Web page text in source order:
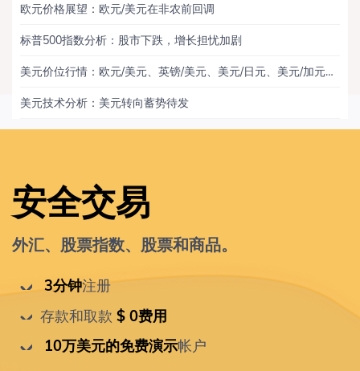
欧元价格展望：欧元/美元在非农前回调
标普500指数分析：股市下跌，增长担忧加剧
美元价位行情：欧元/美元、英镑/美元、美元/日元、美元/加元、黄金
美元技术分析：美元转向蓄势待发
安全交易
外汇、股票指数、股票和商品。
3分钟注册
存款和取款 $ 0费用
10万美元的免费演示帐户